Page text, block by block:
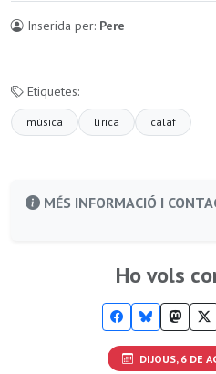
Inserida per: Pere
Etiquetes:
música lírica calaf
MÉS INFORMACIÓ I
Ho vols
DIJOUS, 6 DE